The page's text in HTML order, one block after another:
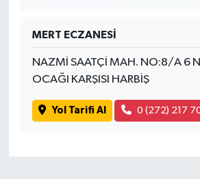
MERT ECZANESİ
NAZMİ SAATÇİ MAH. NO:8/A 6
OCAĞI KARŞISI HARBİŞ
Yol Tarifi Al 0 (272) 217